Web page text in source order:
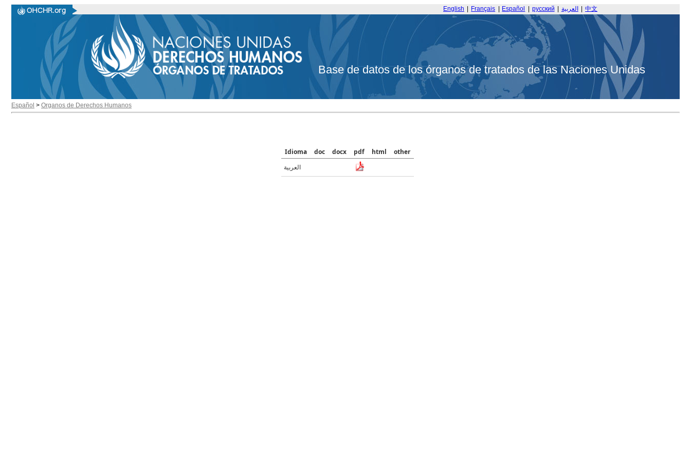
English Français Español русский العربية 中文
Base de datos de los órganos de tratados de las Naciones Unidas
Español > Organos de Derechos Humanos
Idioma doc docx pdf html
other
العربية